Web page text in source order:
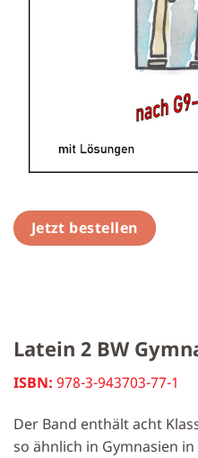
Jetzt bestellen
Latein 2 BW
ISBN: 978-3-943703-77-1
Der Band enthält acht
so ähnlich in Gymnasien